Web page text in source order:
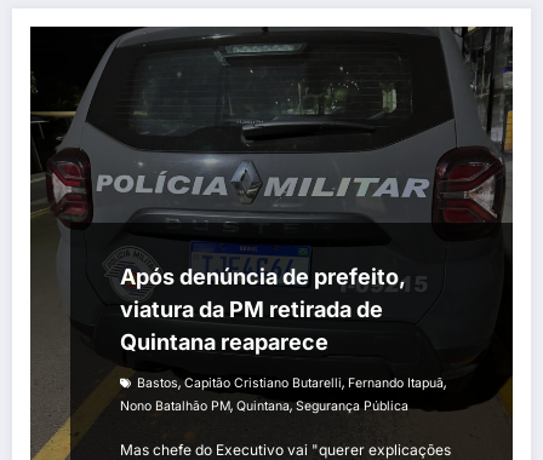
Após denúncia de prefeito,
viatura da PM retirada de
Quintana reaparece
Bastos, Capitão Cristiano Butarelli, Fernando Itapuã,
Nono Batalhão PM, Quintana,Segurança Pública
Mas chefe do Executivo vai "querer explicações